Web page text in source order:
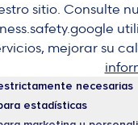
sitio. Consulte
mejorar su
necesarias
estadísticas